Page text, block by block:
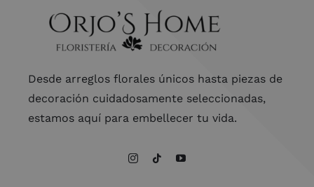
Desde arreglos florales únicos hasta piezas de
decoración cuidadosamente seleccionadas,
estamos aquí para embellecer tu vida.